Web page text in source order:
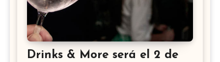
Drinks & More será el 2 de